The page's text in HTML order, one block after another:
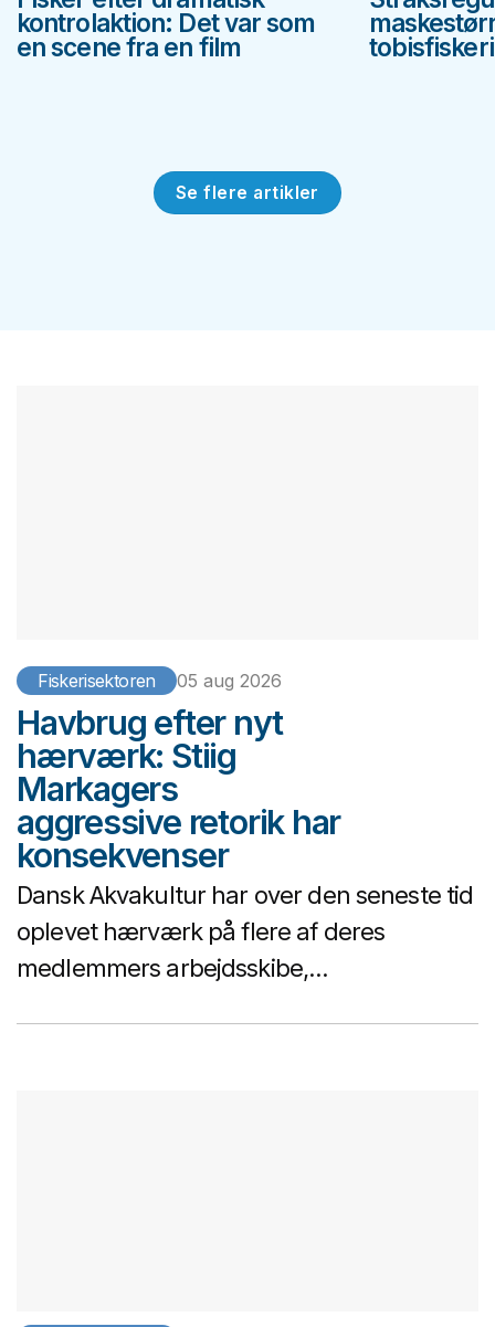
kontrolaktion: Det var som
en scene fra en film
Se flere artikler
Fiskerisektoren 05 aug 2026
Havbrug efter nyt
hærværk: Stiig
Markagers
aggressive retorik har
konsekvenser
Dansk Akvakultur har over den seneste tid
oplevet hærværk på flere af deres
medlemmers arbejdsskibe,...